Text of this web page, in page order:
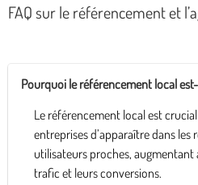
FAQ sur le référencement et
Pourquoi le référencement local
Le référencement local est
entreprises d’apparaître dans les
utilisateurs proches, augmentant
trafic et leurs conversions.